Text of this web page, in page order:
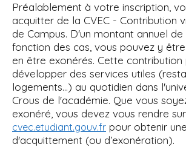
Préalablement à votre inscription,
acquitter de la CVEC - Contribution
de Campus. D'un montant annuel de
fonction des cas, vous pouvez y
en être exonérés. Cette
développer des services utiles
logements…) au quotidien dans
Crous de l'académie. Que vous
exonéré, vous devez vous rendre sur
cvec.etudiant.gouv.fr pour obtenir
d'acquittement (ou d’exonération).